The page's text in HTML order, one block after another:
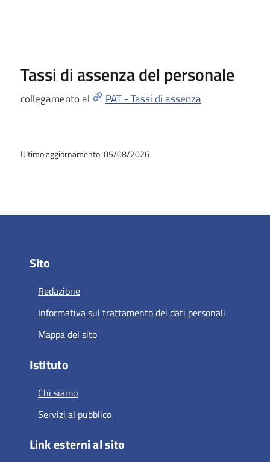
Tassi di assenza del personale
collegamento al PAT - Tassi di assenza
Ultimo aggiornamento: 05/08/2026
Sito
Redazione
Informativa sul trattamento dei dati personali
Mappa del sito
Istituto
Chi siamo
Servizi al pubblico
Link esterni al sito